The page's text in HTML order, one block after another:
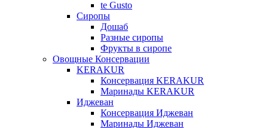
te Gusto
Сиропы
Дошаб
Разные сиропы
Фрукты в сиропе
Овощные Консервации
KERAKUR
Консервация KERAKUR
Маринады KERAKUR
Иджеван
Консервация Иджеван
Маринады Иджеван